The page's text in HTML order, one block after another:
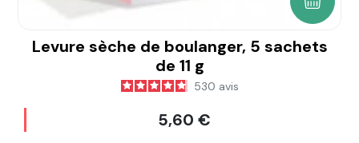
Levure sèche de boulanger, 5 sachets
de 11 g
530 avis
5,60 €